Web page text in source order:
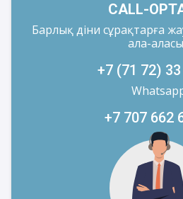
CALL-
Барлық діни сұрақтарға
ала-
+7 (71 72)
+7 707 662